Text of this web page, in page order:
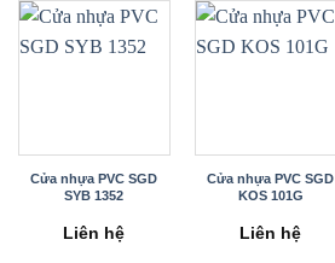
Cửa nhựa PVC SGD
SYB 1352
Liên hệ
Cửa nhựa PVC SGD
KOS 101G
Liên hệ